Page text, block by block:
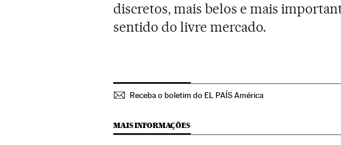
discretos, mais belos e mais
sentido do livre mercado.
Receba o boletim do EL PAÍS América
MAIS INFORMAÇÕES